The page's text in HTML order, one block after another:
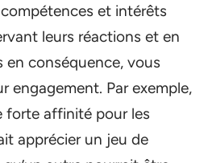
et intérêts
leurs réactions et en
conséquence, vous
engagement. Par exemple,
forte affinité pour les
apprécier un jeu de